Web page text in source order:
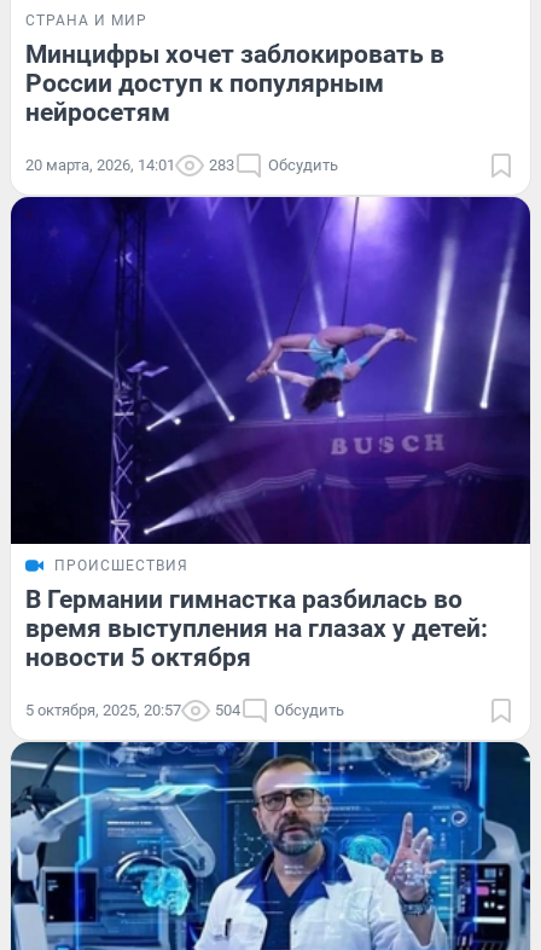
СТРАНА И МИР
Минцифры хочет заблокировать в
России доступ к популярным
нейросетям
20 марта, 2026, 14:01 283 Обсудить
ПРОИСШЕСТВИЯ
В Германии гимнастка разбилась во
время выступления на глазах у детей:
новости 5 октября
5 октября, 2025, 20:57 504 Обсудить